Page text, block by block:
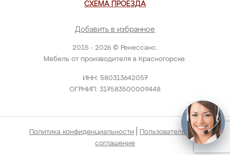
2015 - 2026 © Ренессанс.
Мебель от производителя в Красногорске.
ИНН: 580313642057
ОГРНИП: 317583500009448
СХЕМА ПРОЕЗДА
Добавить в избранное
Политика конфиденциальности
Пользовательское
соглашение